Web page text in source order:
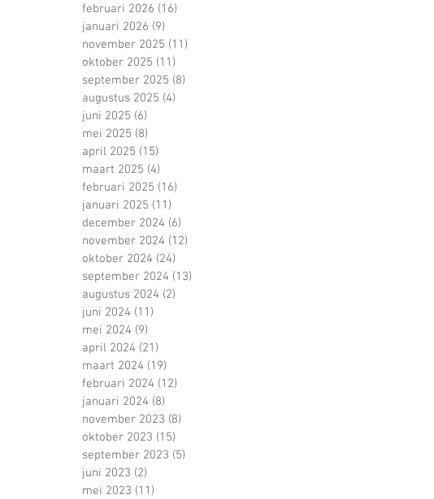
februari 2026 (16)
januari 2026 (9)
november 2025 (11)
oktober 2025 (11)
september 2025 (8)
augustus 2025 (4)
juni 2025 (6)
mei 2025 (8)
april 2025 (15)
maart 2025 (4)
februari 2025 (16)
januari 2025 (11)
december 2024 (6)
november 2024 (12)
oktober 2024 (24)
september 2024 (13)
augustus 2024 (2)
juni 2024 (11)
mei 2024 (9)
april 2024 (21)
maart 2024 (19)
februari 2024 (12)
januari 2024 (8)
november 2023 (8)
oktober 2023 (15)
september 2023 (5)
juni 2023 (2)
mei 2023 (11)